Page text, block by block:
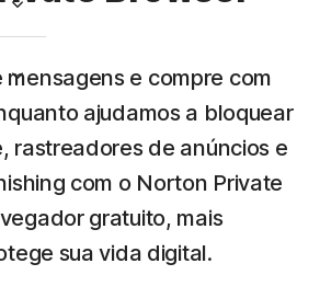
mensagens e compre com
ajudamos a bloquear
rastreadores de anúncios e
com o Norton Private
gratuito, mais
sua vida digital.